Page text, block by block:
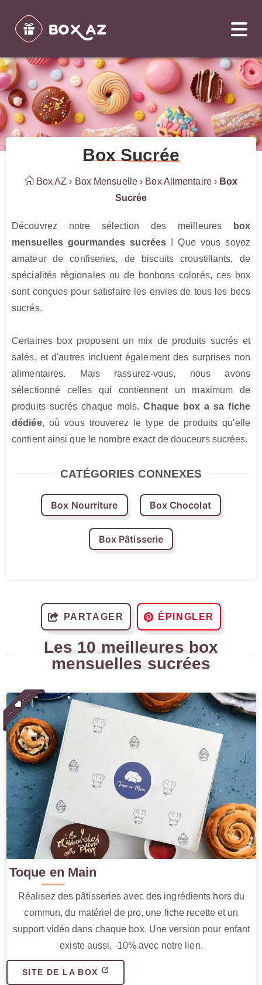
Box Sucrée
Box AZ › Box Mensuelle › Box Alimentaire› Box
Sucrée
Découvrez notre sélection des meilleures
box
mensuelles gourmandes sucrées ! Que vous soyez
amateur de confiseries, de biscuits croustillants, de
spécialités régionales ou de bonbons colorés, ces box
sont conçues pour satisfaire les envies de tous les becs
sucrés.
Certaines box proposent un mix de produits sucrés et
salés, et d'autres incluent également des surprises non
alimentaires. Mais rassurez-vous, nous avons
sélectionné celles qui contiennent un maximum de
produits sucrés chaque mois. Chaque box a sa fiche
dédiée, où vous trouverez le type de produits qu'elle
contient ainsi que le nombre exact de douceurs sucrées.
CATÉGORIES CONNEXES
Box Nourriture Box Chocolat
Box Pâtisserie
PARTAGER ÉPINGLER
Les 10 meilleures box
mensuelles sucrées
Toque en Main
Réalisez des pâtisseries avec des ingrédients hors du
commun, du matériel de pro, une fiche recette et un
support vidéo dans chaque box. Une version pour enfant
existe aussi. -10% avec notre lien.
SITE DE LA BOX